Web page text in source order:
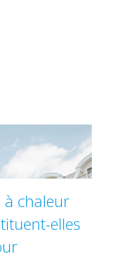
à chaleur
elles